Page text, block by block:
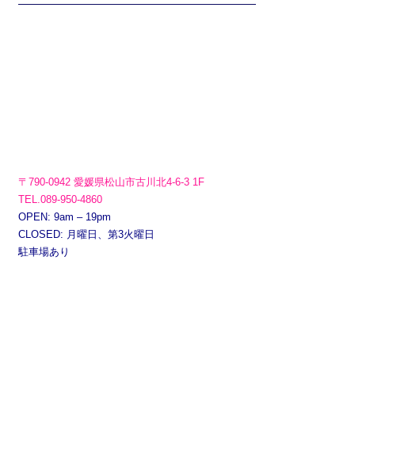
〒790-0942 愛媛県松山市古川北4-6-3 1F
TEL.089-950-4860
OPEN: 9am – 19pm
CLOSED: 月曜日、第3火曜日
駐車場あり